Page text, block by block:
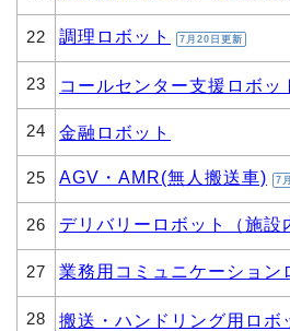
22 調理ロボット 7月20日更新
23 コールセンター支援ロボッ
24 金融ロボット
25 AGV・AMR(無人搬送車) 7
26 デリバリーロボット（施設
27 業務用コミュニケーション
28 搬送・ハンドリング用ロボ